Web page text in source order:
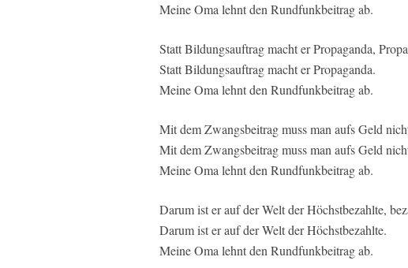
Meine Oma lehnt den Rundfunkbeitrag ab.
Statt Bildungsauftrag macht er Propaganda,
Statt Bildungsauftrag macht er Propaganda.
Meine Oma lehnt den Rundfunkbeitrag ab.
Mit dem Zwangsbeitrag muss man aufs Geld
Mit dem Zwangsbeitrag muss man aufs Geld
Meine Oma lehnt den Rundfunkbeitrag ab.
Darum ist er auf der Welt der Höchstbezahlte,
Darum ist er auf der Welt der Höchstbezahlte.
Meine Oma lehnt den Rundfunkbeitrag ab.